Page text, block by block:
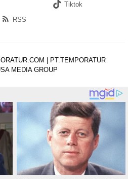
Tiktok
RSS
| PT.TEMPORATUR
MEDIA GROUP